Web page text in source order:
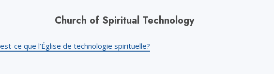
Church of Spiritual Technology
ce que l’Église de technologie spirituelle?